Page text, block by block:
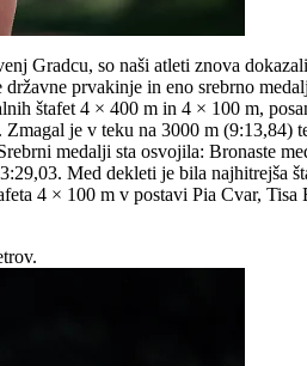
Gradcu, so naši atleti znova
prvakinje in eno srebrno
štafet 4 × 400 m in 4 × 100 m,
je v teku na 3000 m
medalji sta osvojila: Bronaste
Med dekleti je bila najhitrejša
4 × 100 m v postavi Pia Cvar,